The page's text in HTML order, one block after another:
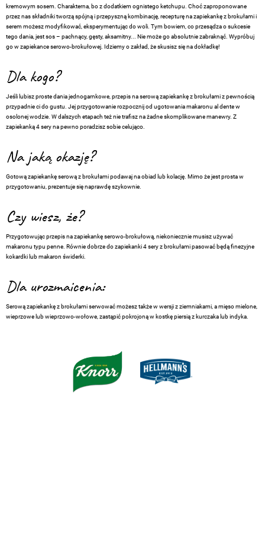
kremowym sosem. Charakterna, bo z dodatkiem ognistego ketchupu. Choć zaproponowane
przez nas składniki tworzą spójną i przepyszną kombinację, recepturę na zapiekankę z brokułami i
serem możesz modyfikować, eksperymentując do woli. Tym bowiem, co przesądza o sukcesie
tego dania, jest sos – pachnący, gęsty, aksamitny... Nie może go absolutnie zabraknąć. Wypróbuj
go w zapiekance serowo-brokułowej. Idziemy o zakład, że skusisz się na dokładkę!
Dla kogo?
Jeśli lubisz proste dania jednogarnkowe, przepis na serową zapiekankę z brokułami z pewnością
przypadnie ci do gustu. Jej przygotowanie rozpocznij od ugotowania makaronu al dente w
osolonej wodzie. W dalszych etapach też nie trafisz na żadne skomplikowane manewry. Z
zapiekanką 4 sery na pewno poradzisz sobie celująco.
Na jaką okazję?
Gotową zapiekankę serową z brokułami podawaj na obiad lub kolację. Mimo że jest prosta w
przygotowaniu, prezentuje się naprawdę szykownie.
Czy wiesz, że?
Przygotowując przepis na zapiekankę serowo-brokułową, niekoniecznie musisz używać
makaronu typu penne. Równie dobrze do zapiekanki 4 sery z brokułami pasować będą finezyjne
kokardki lub makaron świderki.
Dla urozmaicenia:
Serową zapiekankę z brokułami serwować możesz także w wersji z ziemniakami, a mięso mielone,
wieprzowe lub wieprzowo-wołowe, zastąpić pokrojoną w kostkę piersią z kurczaka lub indyka.